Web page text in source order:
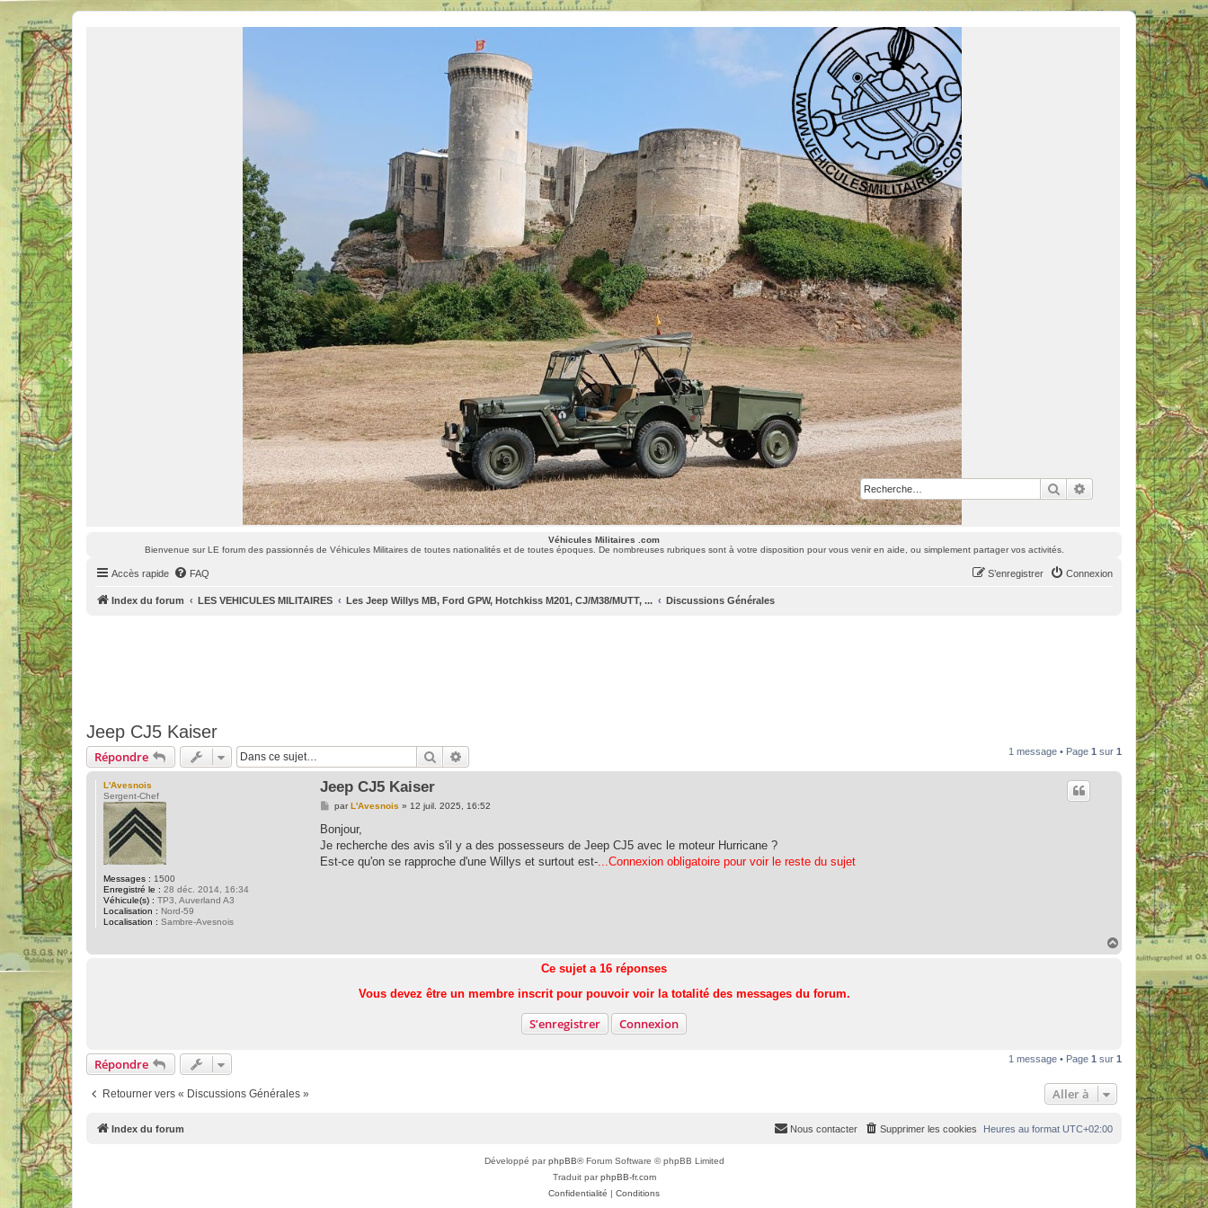
RechercherRecherche avancée
Bienvenue sur LE forum des passionnés de Véhicules Militaires de toutes nationalités et de toutes époques. De nombreuses rubriques sont à votre disposition pour vous venir en aide, ou simplement partager vos activités.
Véhicules Militaires .com
Bienvenue sur LE forum des passionnés de Véhicules Militaires de toutes nationalités et de toutes époques. De nombreuses rubriques sont à votre disposition pour vous venir en aide, ou simplement partager vos activités.
Accès rapide FAQ Connexion
S’enregistrer
Index du forum LES VEHICULES MILITAIRES Les Jeep Willys MB, Ford GPW, Hotchkiss M201, CJ/M38/MUTT, ... Discussions Générales
Jeep CJ5 Kaiser
Répondre Rechercher 1 message • Page 1 sur 1
L'Avesnois
Sergent-Chef
Messages : 1500
Enregistré le : 28 déc. 2014, 16:34
Véhicule(s) : TP3, Auverland A3
Localisation : Nord-59
Localisation : Sambre-Avesnois
Jeep CJ5 Kaiser
M
s
a
g
parL'Avesnois » 12 juil. 2025, 16:52
Bonjour,
Je recherche des avis s'il y a des possesseurs de Jeep CJ5 avec le moteur Hurricane ?
Est-ce qu'on se rapproche d'une Willys et surtout est- ...Connexion obligatoire pour voir le reste du sujet
Ce sujet a 16 réponses
Vous devez être un membre inscrit pour pouvoir voir la totalité des messages du forum.
S’enregistrer Connexion
Répondre 1 message • Page 1 sur 1
Retourner vers « Discussions Générales » Aller à
Index du forum Heures au format UTC+02:00
Supprimer les cookies
Nous contacter
Développé parphpBB® Forum Software © phpBB Limited
Traduit parphpBB-fr.com
Confidentialité | Conditions